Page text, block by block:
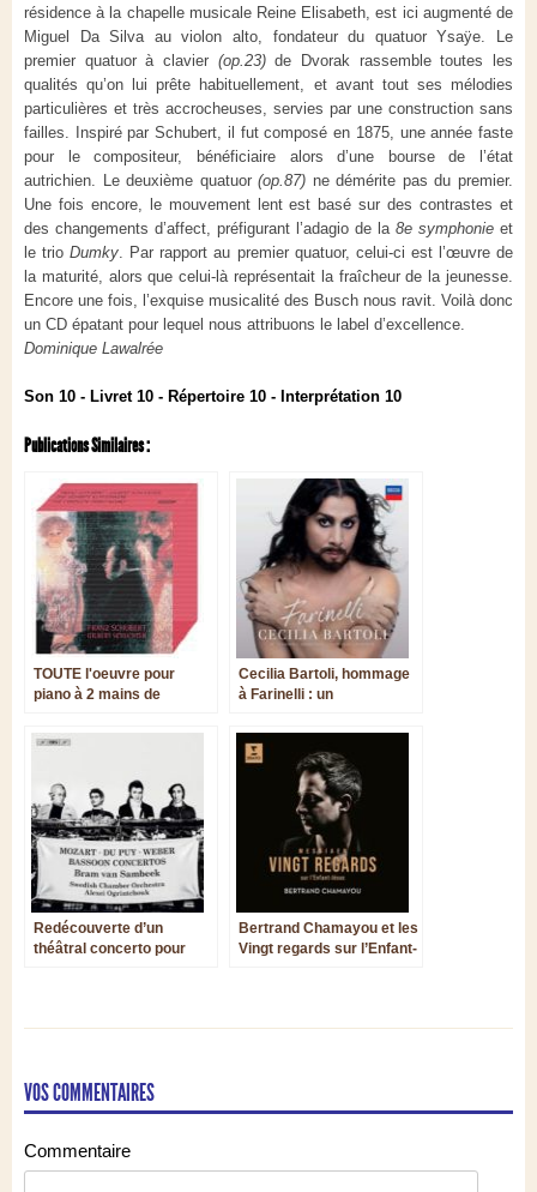
résidence à la chapelle musicale Reine Elisabeth, est ici augmenté de
Miguel Da Silva au violon alto, fondateur du quatuor Ysaÿe. Le
premier quatuor à clavier (op.23)de Dvorak rassemble toutes les
qualités qu’on lui prête habituellement, et avant tout ses mélodies
particulières et très accrocheuses, servies par une construction sans
failles. Inspiré par Schubert, il fut composé en 1875, une année faste
pour le compositeur, bénéficiaire alors d’une bourse de l’état
autrichien. Le deuxième quatuor(op.87) ne démérite pas du premier.
Une fois encore, le mouvement lent est basé sur des contrastes et
des changements d’affect, préfigurant l’adagio de la 8e symphonie et
le trioDumky. Par rapport au premier quatuor, celui-ci est l’œuvre de
la maturité, alors que celui-là représentait la fraîcheur de la jeunesse.
Encore une fois, l’exquise musicalité des Busch nous ravit. Voilà donc
un CD épatant pour lequel nous attribuons le label d’excellence.
Dominique Lawalrée
Son 10 - Livret 10 - Répertoire 10 - Interprétation 10
Publications Similaires :
TOUTE l'oeuvre pour
piano à 2 mains de
Cecilia Bartoli, hommage
à Farinelli : un
Redécouverte d’un
théâtral concerto pour
Bertrand Chamayou et les
Vingt regards sur l’Enfant-
VOS COMMENTAIRES
Commentaire